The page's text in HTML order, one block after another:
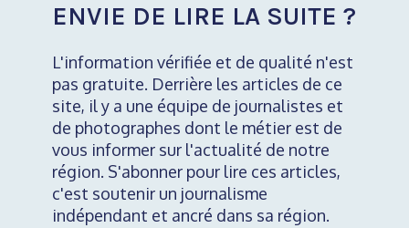
ENVIE DE LIRE LA SUITE ?
L'information vérifiée et de qualité n'est
pas gratuite. Derrière les articles de ce
site, il y a une équipe de journalistes et
de photographes dont le métier est de
vous informer sur l'actualité de notre
région. S'abonner pour lire ces articles,
c'est soutenir un journalisme
indépendant et ancré dans sa région.